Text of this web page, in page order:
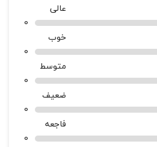
عالی
0
خوب
0
متوسط
0
ضعیف
0
فاجعه
0